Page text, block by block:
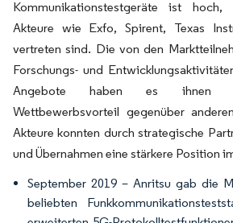
Kommunikationstestgeräte ist
Akteure wie Exfo, Spirent, Texas
vertreten sind. Die von den
Forschungs- und
Angebote haben es ihnen
Wettbewerbsvorteil gegenüber
Akteure konnten durch strategische
und Übernahmen eine stärkere Position
September 2019 – Anritsu gab die
beliebten